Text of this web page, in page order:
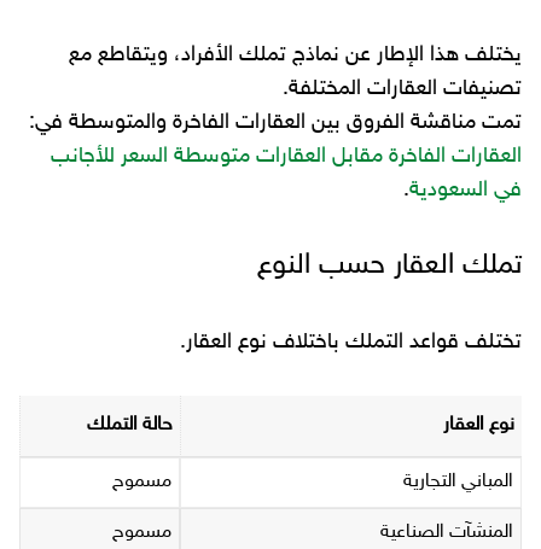
يختلف هذا الإطار عن نماذج تملك الأفراد، ويتقاطع مع
تصنيفات العقارات المختلفة.
تمت مناقشة الفروق بين العقارات الفاخرة والمتوسطة في:
العقارات الفاخرة مقابل العقارات متوسطة السعر للأجانب
في السعودية.
تملك العقار حسب النوع
تختلف قواعد التملك باختلاف نوع العقار.
نوع العقار حالة التملك
المباني التجارية مسموح
المنشآت الصناعية مسموح